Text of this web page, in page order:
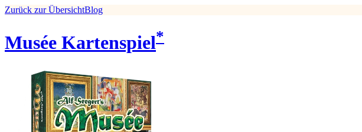
Zurück zur ÜbersichtBlog
Musée Kartenspiel*